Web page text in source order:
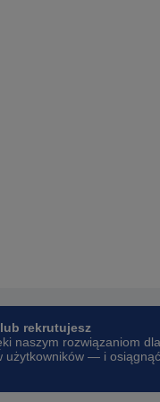
rekrutujesz
naszym rozwiązaniom dla
użytkowników — i osiągnąć